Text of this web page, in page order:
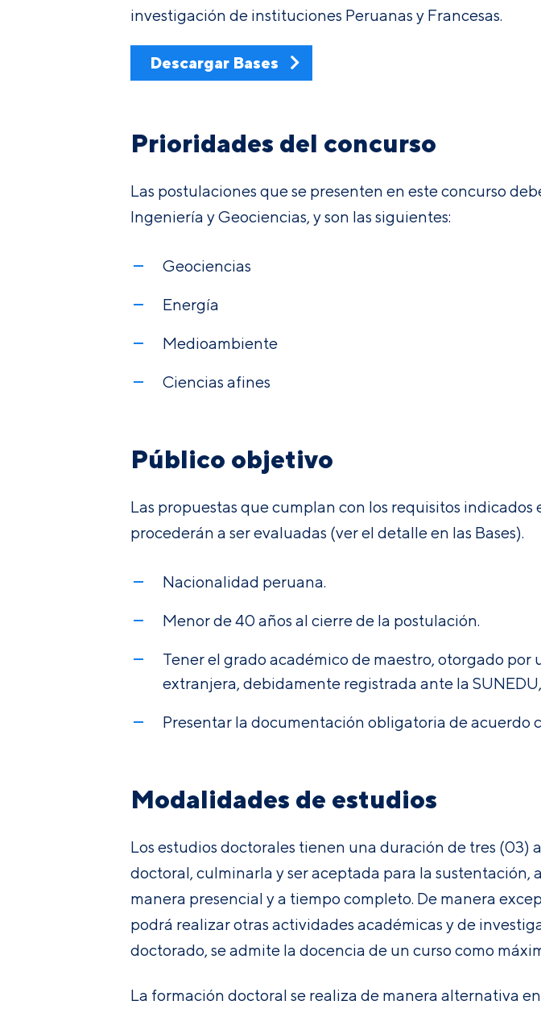
investigación de instituciones Peruanas y Francesas.
Descargar Bases
Prioridades del concurso
Las postulaciones que se presenten en este concurso
Ingeniería y Geociencias, y son las siguientes:
Geociencias
Energía
Medioambiente
Ciencias afines
Público objetivo
Las propuestas que cumplan con los requisitos indicados
procederán a ser evaluadas (ver el detalle en las Bases).
Nacionalidad peruana.
Menor de 40 años al cierre de la postulación.
Tener el grado académico de maestro, otorgado
extranjera, debidamente registrada ante la
Presentar la documentación obligatoria de acuerdo
Modalidades de estudios
Los estudios doctorales tienen una duración de tres (03)
doctoral, culminarla y ser aceptada para la sustentación,
manera presencial y a tiempo completo. De manera
podrá realizar otras actividades académicas y de
doctorado, se admite la docencia de un curso como
La formación doctoral se realiza de manera alternativa